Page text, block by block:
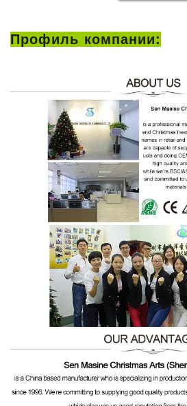
Профиль компании: